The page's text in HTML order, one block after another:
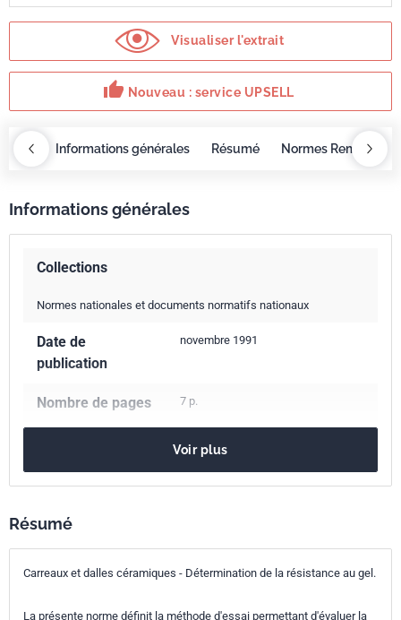
Visualiser l'extrait
thumb_up Nouveau : service UPSELL
Informations générales Résumé Normes
Informations générales
Collections
Normes nationales et documents normatifs nationaux
Date de
publication
novembre 1991
Nombre de pages 7 p.
Codes ICS
91.100.23
Indice de
P61-513
Voir plus
Résumé
Carreaux et dalles céramiques - Détermination de la résistance au gel.
La présente norme définit la méthode d'essai permettant d'évaluer la